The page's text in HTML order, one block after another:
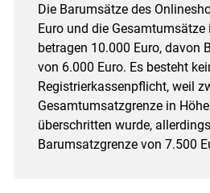
Die Barumsätze des
Euro und die
betragen 10.000 Euro, davon
von 6.000 Euro. Es besteht
Registrierkassenpflicht, weil
Gesamtumsatzgrenze in
überschritten wurde,
Barumsatzgrenze von 7.500